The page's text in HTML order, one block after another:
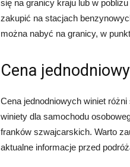
się na granicy kraju lub w
zakupić na stacjach
można nabyć na granicy, w
Cena
Cena jednodniowych winiet
winiety dla samochodu
franków szwajcarskich. Warto
aktualne informacje przed